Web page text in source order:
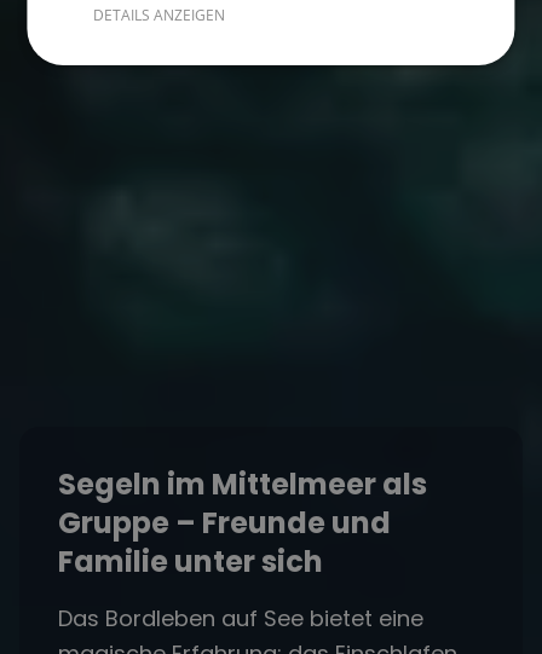
Segeln im Mittelmeer als
Gruppe – Freunde und
Familie unter sich
Das Bordleben auf See bietet eine
DETAILS ANZEIGEN